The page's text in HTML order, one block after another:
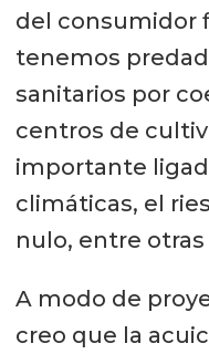
del consumidor
tenemos
sanitarios por
centros de
importante
climáticas, el
nulo, entre otras
A modo de
creo que la